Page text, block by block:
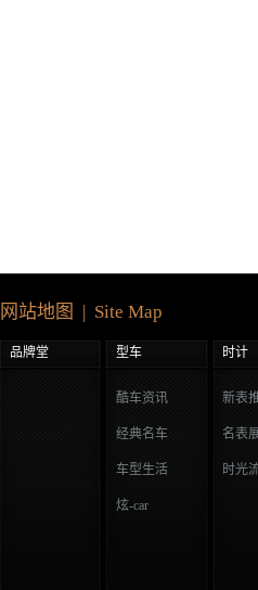
网站地图 | Site Map
品牌堂 型车 时计
酷车资讯
经典名车
车型生活
炫-car
新表
名表
时光